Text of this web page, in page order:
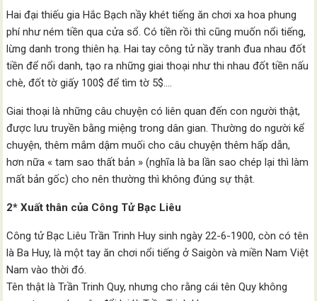
Hai đại thiếu gia Hắc Bạch nầy khét tiếng ăn chơi xa hoa phung
phí như ném tiền qua cửa sổ. Có tiền rồi thì cũng muốn nổi tiếng,
lừng danh trong thiên hạ. Hai tay công tử nầy tranh đua nhau đốt
tiền để nổi danh, tạo ra những giai thoại như thi nhau đốt tiền nấu
chè, đốt tờ giấy 100$ để tìm tờ 5$.…
Giai thoại là những câu chuyện có liên quan đến con người thật,
được lưu truyền bằng miệng trong dân gian. Thường do người kể
chuyện, thêm mắm dậm muối cho câu chuyện thêm hấp dẫn,
hơn nữa « tam sao thất bản » (nghĩa là ba lần sao chép lại thì làm
mất bản gốc) cho nên thường thì không đúng sự thật.
2* Xuất thân của Công Tử Bạc Liêu
Công tử Bạc Liêu Trần Trinh Huy sinh ngày 22-6-1900, còn có tên
là Ba Huy, là một tay ăn chơi nổi tiếng ở Saigòn và miền Nam Việt
Nam vào thời đó.
Tên thật là Trần Trinh Quy, nhưng cho rằng cái tên Quy không